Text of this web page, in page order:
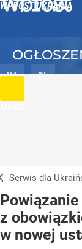
WPROST UKRAINA
UA PL
Serwis dla
z
w nowej